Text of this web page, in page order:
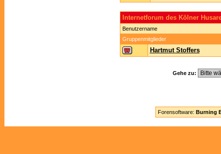
Internetforum des Kölner
Benutzername
Gruppenmitglieder
Hartmut Stoffers
Gehe zu:
Forensoftware: Burning